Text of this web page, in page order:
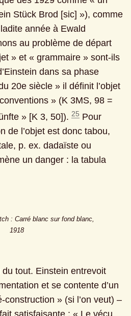
Stück Brod [sic] »), comme
année à Ewald
au problème de départ
» et « grammaire » sont-ils
dans sa phase
20e siècle » il définit l’objet
» (K 3MS, 98 =
» [K 3, 50]). 25 Pour
de l’objet est donc tabou,
p. ex. dadaïste ou
un danger : la tabula
: Carré blanc sur fond blanc,
1918
du tout. Einstein entrevoit
et se contente d’un
construction » (si l’on veut) ‒